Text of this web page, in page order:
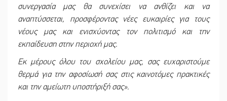
συνεργασία μας θα συνεχίσει να ανθίζει και να
αναπτύσσεται, προσφέροντας νέες ευκαιρίες για τους
νέους μας και ενισχύοντας τον πολιτισμό και την
εκπαίδευση στην περιοχή μας.
Εκ μέρους όλου του σχολείου μας, σας ευχαριστούμε
θερμά για την αφοσίωσή σας στις καινοτόμες πρακτικές
και την αμείωτη υποστήριξή σας».